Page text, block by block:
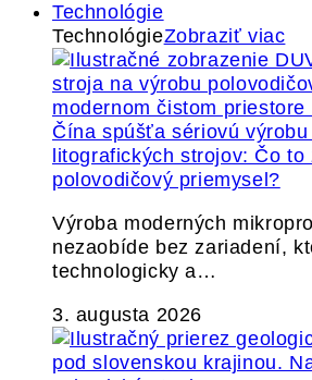
Technológie
TechnológieZobraziť viac
Čína spúšťa sériovú
litografických strojov: Čo to
polovodičový priemysel?
Výroba moderných
nezaobíde bez zariadení,
technologicky a…
3. augusta 2026